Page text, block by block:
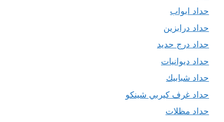
حداد ابواب
حداد درابزين
حداد درج حديد
حداد ديوانيات
حداد شبابيك
حداد غرف كيربي شينكو
حداد مظلات